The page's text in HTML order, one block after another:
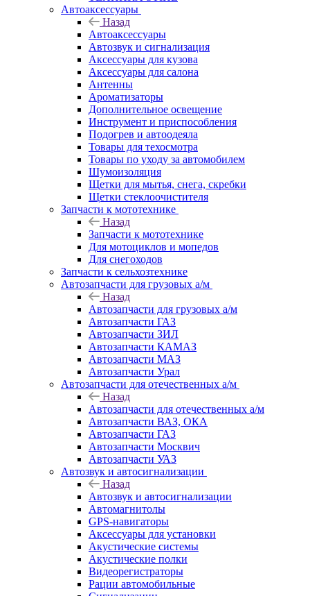
Автоаксессуары
Назад
Автоаксессуары
Автозвук и сигнализация
Аксессуары для кузова
Аксессуары для салона
Антенны
Ароматизаторы
Дополнительное освещение
Инструмент и приспособления
Подогрев и автоодеяла
Товары для техосмотра
Товары по уходу за автомобилем
Шумоизоляция
Щетки для мытья, снега, скребки
Щетки стеклоочистителя
Запчасти к мототехнике
Назад
Запчасти к мототехнике
Для мотоциклов и мопедов
Для снегоходов
Запчасти к сельхозтехнике
Автозапчасти для грузовых а/м
Назад
Автозапчасти для грузовых а/м
Автозапчасти ГАЗ
Автозапчасти ЗИЛ
Автозапчасти КАМАЗ
Автозапчасти МАЗ
Автозапчасти Урал
Автозапчасти для отечественных а/м
Назад
Автозапчасти для отечественных а/м
Автозапчасти ВАЗ, ОКА
Автозапчасти ГАЗ
Автозапчасти Москвич
Автозапчасти УАЗ
Автозвук и автосигнализации
Назад
Автозвук и автосигнализации
Автомагнитолы
GPS-навигаторы
Аксессуары для установки
Акустические системы
Акустические полки
Видеорегистраторы
Рации автомобильные